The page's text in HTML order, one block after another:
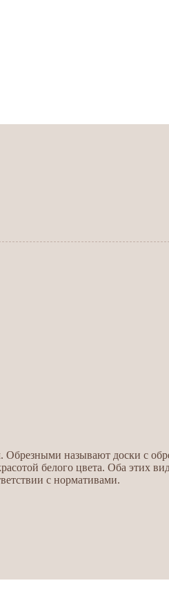
Обрезными называют доски с
белого цвета. Оба этих
с нормативами.